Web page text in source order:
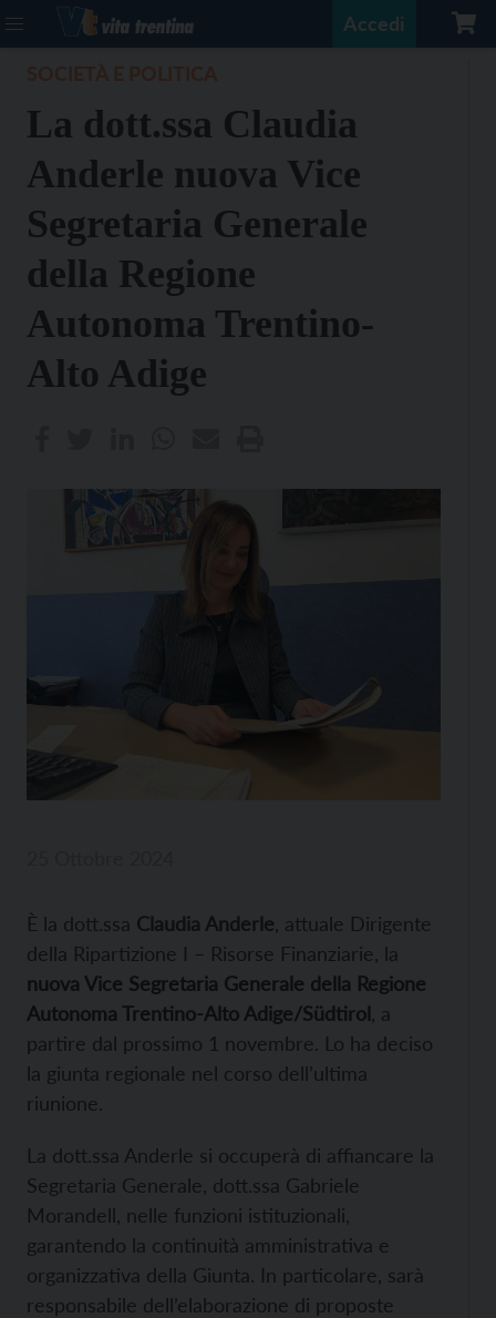
Accedi
La dott.ssa Claudia
Anderle nuova Vice
Segretaria Generale
della Regione
Autonoma Trentino-
Alto Adige
È la dott.ssa Claudia Anderle , attuale Dirigente
della Ripartizione I – Risorse Finanziarie, la
nuova Vice Segretaria Generale della Regione
Autonoma Trentino-Alto Adige/Südtirol , a
partire dal prossimo 1 novembre. Lo ha deciso
la giunta regionale nel corso dell’ultima
riunione.
La dott.ssa Anderle si occuperà di affiancare la
Segretaria Generale, dott.ssa Gabriele
Morandell, nelle funzioni istituzionali,
garantendo la continuità amministrativa e
organizzativa della Giunta. In particolare, sarà
responsabile dell’elaborazione di proposte